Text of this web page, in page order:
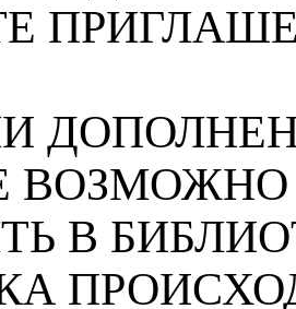
ВОЗМОЖНО
В